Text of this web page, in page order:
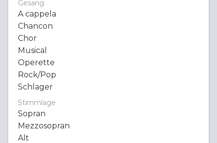
Gesang
A cappela
Chancon
Chor
Musical
Operette
Rock/Pop
Schlager
Stimmlage
Sopran
Mezzosopran
Alt